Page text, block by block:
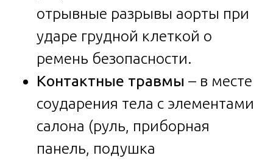
отрывные разрывы аорты при
ударе грудной клеткой о
ремень безопасности.
Контактные травмы – в месте
соударения тела с элементами
салона (руль, приборная
панель, подушка